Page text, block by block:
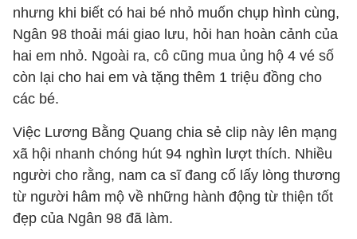
nhưng khi biết có hai bé nhỏ muốn chụp hình cùng,
Ngân 98 thoải mái giao lưu, hỏi han hoàn cảnh của
hai em nhỏ. Ngoài ra, cô cũng mua ủng hộ 4 vé số
còn lại cho hai em và tặng thêm 1 triệu đồng cho
các bé.
Việc Lương Bằng Quang chia sẻ clip này lên mạng
xã hội nhanh chóng hút 94 nghìn lượt thích. Nhiều
người cho rằng, nam ca sĩ đang cố lấy lòng thương
từ người hâm mộ về những hành động từ thiện tốt
đẹp của Ngân 98 đã làm.